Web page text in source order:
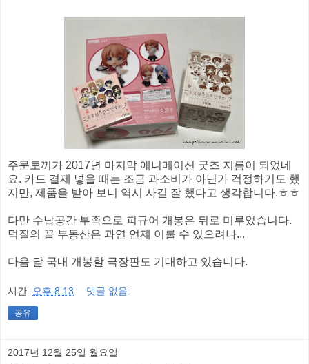
주문토끼가 2017년 마지막 애니메이션 굿즈 지름이 되었네
요. 카드 결제 넣을 때는 조금 과소비가 아닌가 걱정하기도 했
지만, 제품을 받아 보니 역시 사길 잘 했다고 생각합니다.ㅎㅎ
다만 수납공간 부족으로 피규어 개봉은 뒤로 미루었습니다.
덕질의 끝 부동산은 과연 언제 이룰 수 있으려나...
다음 달 국내 개봉할 극장판도 기대하고 있습니다.
시간: 오후 8:13 댓글 없음:
공유
2017년 12월 25일 월요일